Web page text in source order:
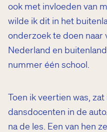
ook met invloeden van
wilde ik dit in het
onderzoek te doen naar
Nederland en
nummer één school.
Toen ik veertien was,
dansdocenten in de
na de les. Een van hen